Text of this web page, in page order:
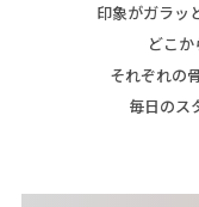
印象がガラッ
どこ
それぞれの
毎日のス